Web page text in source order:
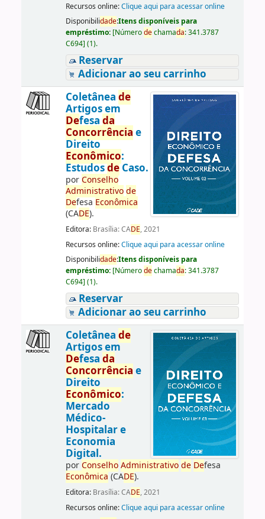
Recursos online:Clique aqui para acessar online
Disponibilidade:Itens disponíveis para
empréstimo: [Númerodechamada:341.3787
C694] (1).
Reservar
Adicionar ao seu carrinho
Coletânea de
Artigos em
Defesa da
Concorrência e
Direito
Econômico:
EstudosdeCaso.
porConselho
Administrativo de
Defesa Econômica
(CADE).
Editora: Brasília: CADE, 2021
Recursos online:Clique aqui para acessar online
Disponibilidade:Itens disponíveis para
empréstimo: [Númerodechamada:341.3787
C694] (1).
Reservar
Adicionar ao seu carrinho
Coletânea de
Artigos em
Defesa da
Concorrência e
Direito
Econômico:
Mercado
Médico-
Hospitalar e
Economia
Digital.
porConselho Administrativo de Defesa
Econômica (CADE).
Editora: Brasília: CADE, 2021
Recursos online:Clique aqui para acessar online